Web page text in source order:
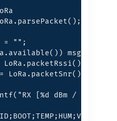
= "";
msg +=
LoRa.packetSnr();
[%d dBm / %.1f